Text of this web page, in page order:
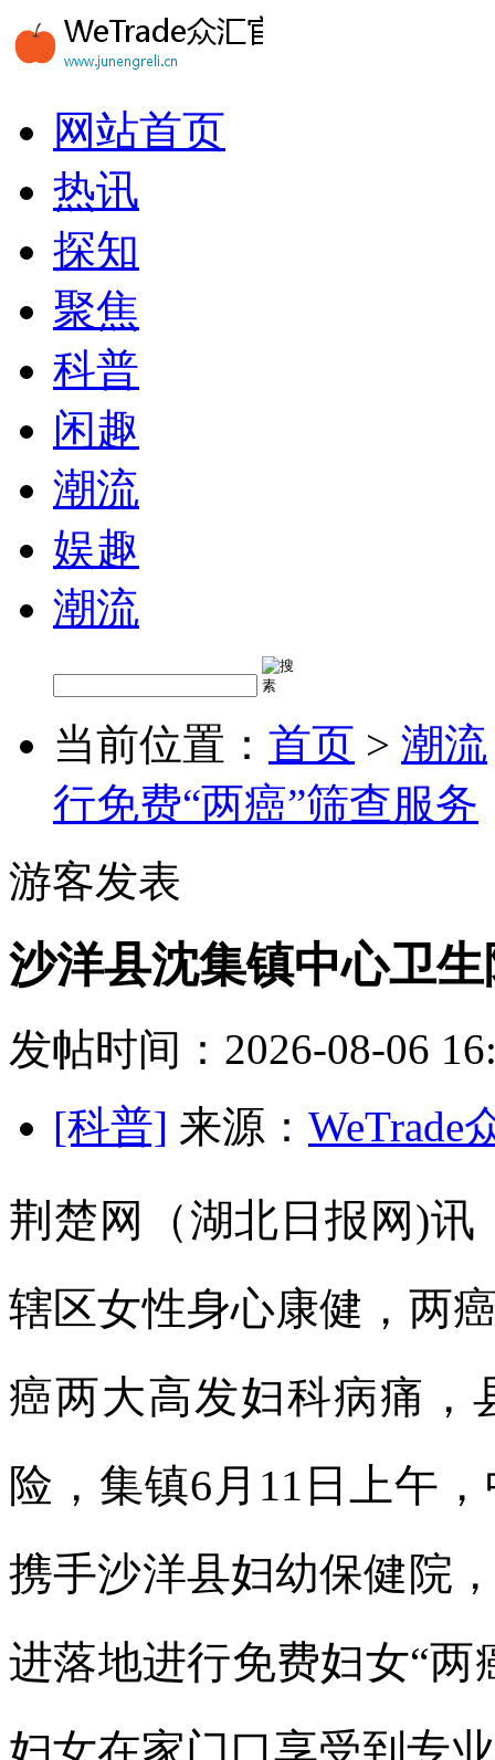
网站首页
热讯
探知
聚焦
科普
闲趣
潮流
娱趣
潮流
当前位置： 首页 > 潮流
行免费“两癌”筛查服务
游客发表
沙洋县沈集镇中心卫
发帖时间：2026-08-06
[科普] 来源： WeTrade
荆楚网（湖北日报网)
辖区女性身心康健，两
癌两大高发妇科病痛，
险，集镇6月11日上午
携手沙洋县妇幼保健院
进落地进行免费妇女“